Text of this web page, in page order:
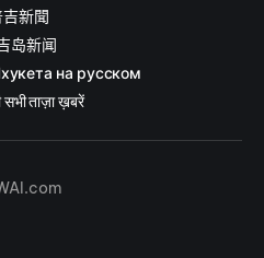
新聞
岛新闻
на русском
ताज़ा ख़बरें